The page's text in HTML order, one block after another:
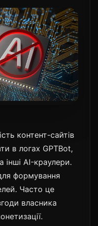
контент-сайтів
в логах GPTBot,
інші AI-краулери.
формування
Часто це
власника